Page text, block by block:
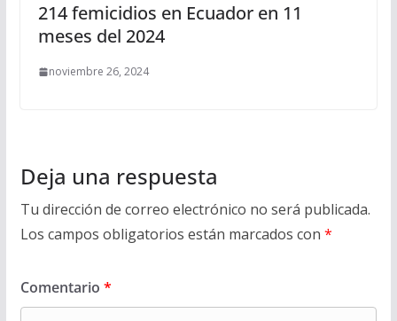
214 femicidios en Ecuador en 11
meses del 2024
noviembre 26, 2024
Deja una respuesta
Tu dirección de correo electrónico no será publicada.
Los campos obligatorios están marcados con *
Comentario *